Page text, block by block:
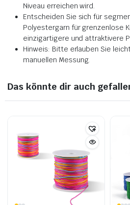
Niveau erreichen wird.
Entscheiden Sie sich für
Polyestergarn für grenzenlose
einzigartigere und attraktivere
Hinweis: Bitte erlauben Sie
manuellen Messung.
Das könnte dir auch